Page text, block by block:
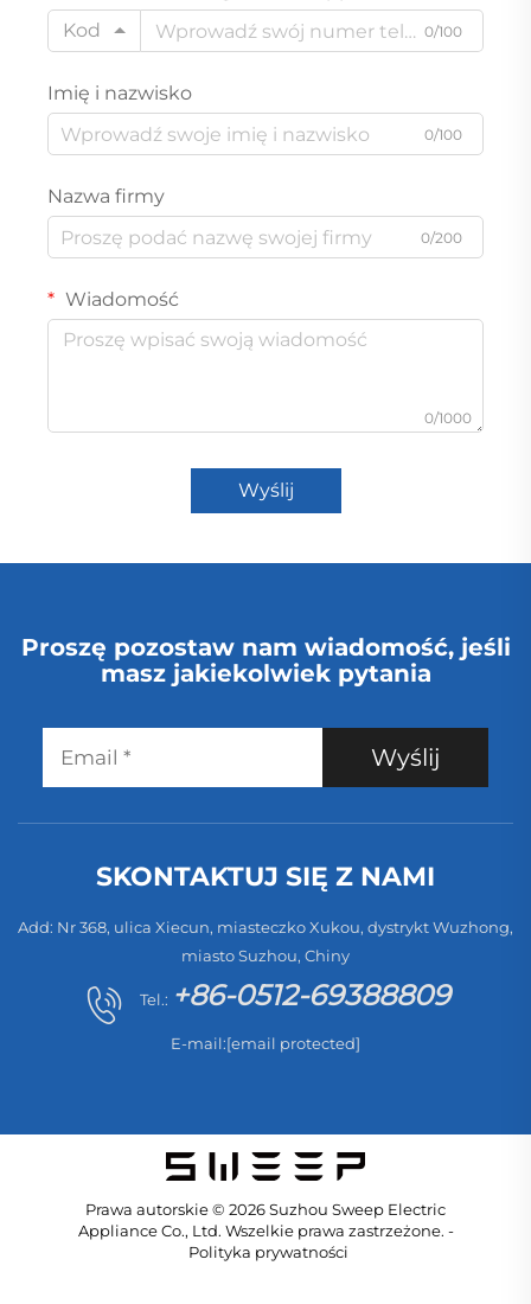
Kod
0/100
Imię i nazwisko
0/100
Nazwa firmy
0/200
Wiadomość
0/1000
Wyślij
Proszę pozostaw nam wiadomość, jeśli
masz jakiekolwiek pytania
Wyślij
SKONTAKTUJ SIĘ Z NAMI
Add: Nr 368, ulica Xiecun, miasteczko Xukou, dystrykt Wuzhong,
miasto Suzhou, Chiny
Tel.: +86-0512-69388809
E-mail:[email protected]
Prawa autorskie © 2026 Suzhou Sweep Electric
Appliance Co., Ltd. Wszelkie prawa zastrzeżone. -
Polityka prywatności